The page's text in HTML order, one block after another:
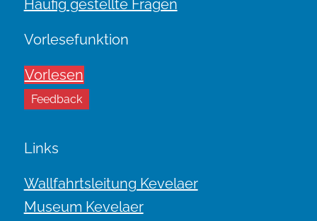
Häufig gestellte Fragen
Vorlesefunktion
Vorlesen
Feedback
Links
Wallfahrtsleitung Kevelaer
Museum Kevelaer